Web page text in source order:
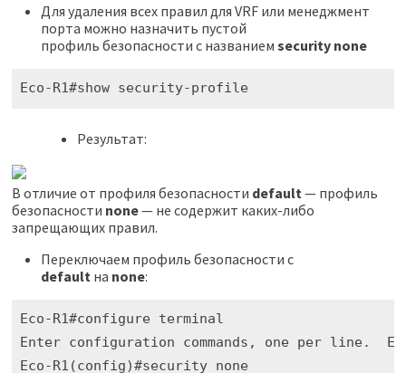
Для удаления всех правил для VRF или менеджмент
порта можно назначить пустой
профиль безопасности с названием security none
Eco-R1#show security-profile
Результат:
В отличие от профиля безопасности default— профиль
безопасности none— не содержит каких-либо
запрещающих правил.
Переключаем профиль безопасности с
default на none:
Eco-R1#configure terminal
Enter configuration commands, one per line.
Eco-R1(config)#security none